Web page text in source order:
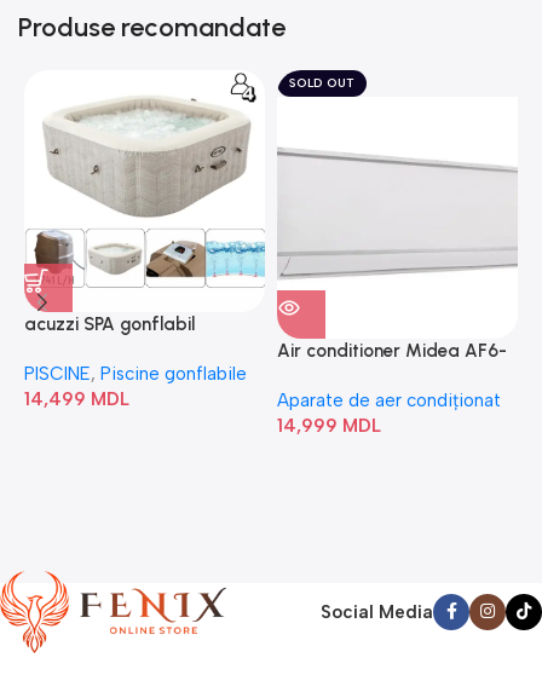
Produse recomandate
acuzzi SPA gonflabil
Bubble” 28446
PISCINE, Piscine gonflabile
14,499 MDL
SOLD OUT
Air conditioner Midea AF6-
Aparate de aer condiționat
14,999 MDL
Social Media